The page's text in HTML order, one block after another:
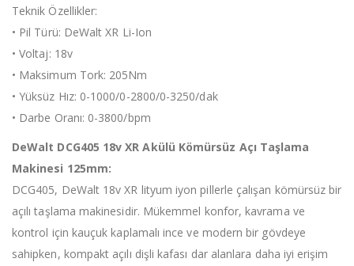
Teknik Özellikler:
• Pil Türü: DeWalt XR Li-Ion
• Voltaj: 18v
• Maksimum Tork: 205Nm
• Yüksüz Hız: 0-1000/0-2800/0-3250/dak
• Darbe Oranı: 0-3800/bpm
DeWalt DCG405 18v XR Akülü Kömürsüz Açı Taşlama
Makinesi 125mm:
DCG405, DeWalt 18v XR lityum iyon pillerle çalışan kömürsüz bir
açılı taşlama makinesidir. Mükemmel konfor, kavrama ve
kontrol için kauçuk kaplamalı ince ve modern bir gövdeye
sahipken, kompakt açılı dişli kafası dar alanlara daha iyi erişim